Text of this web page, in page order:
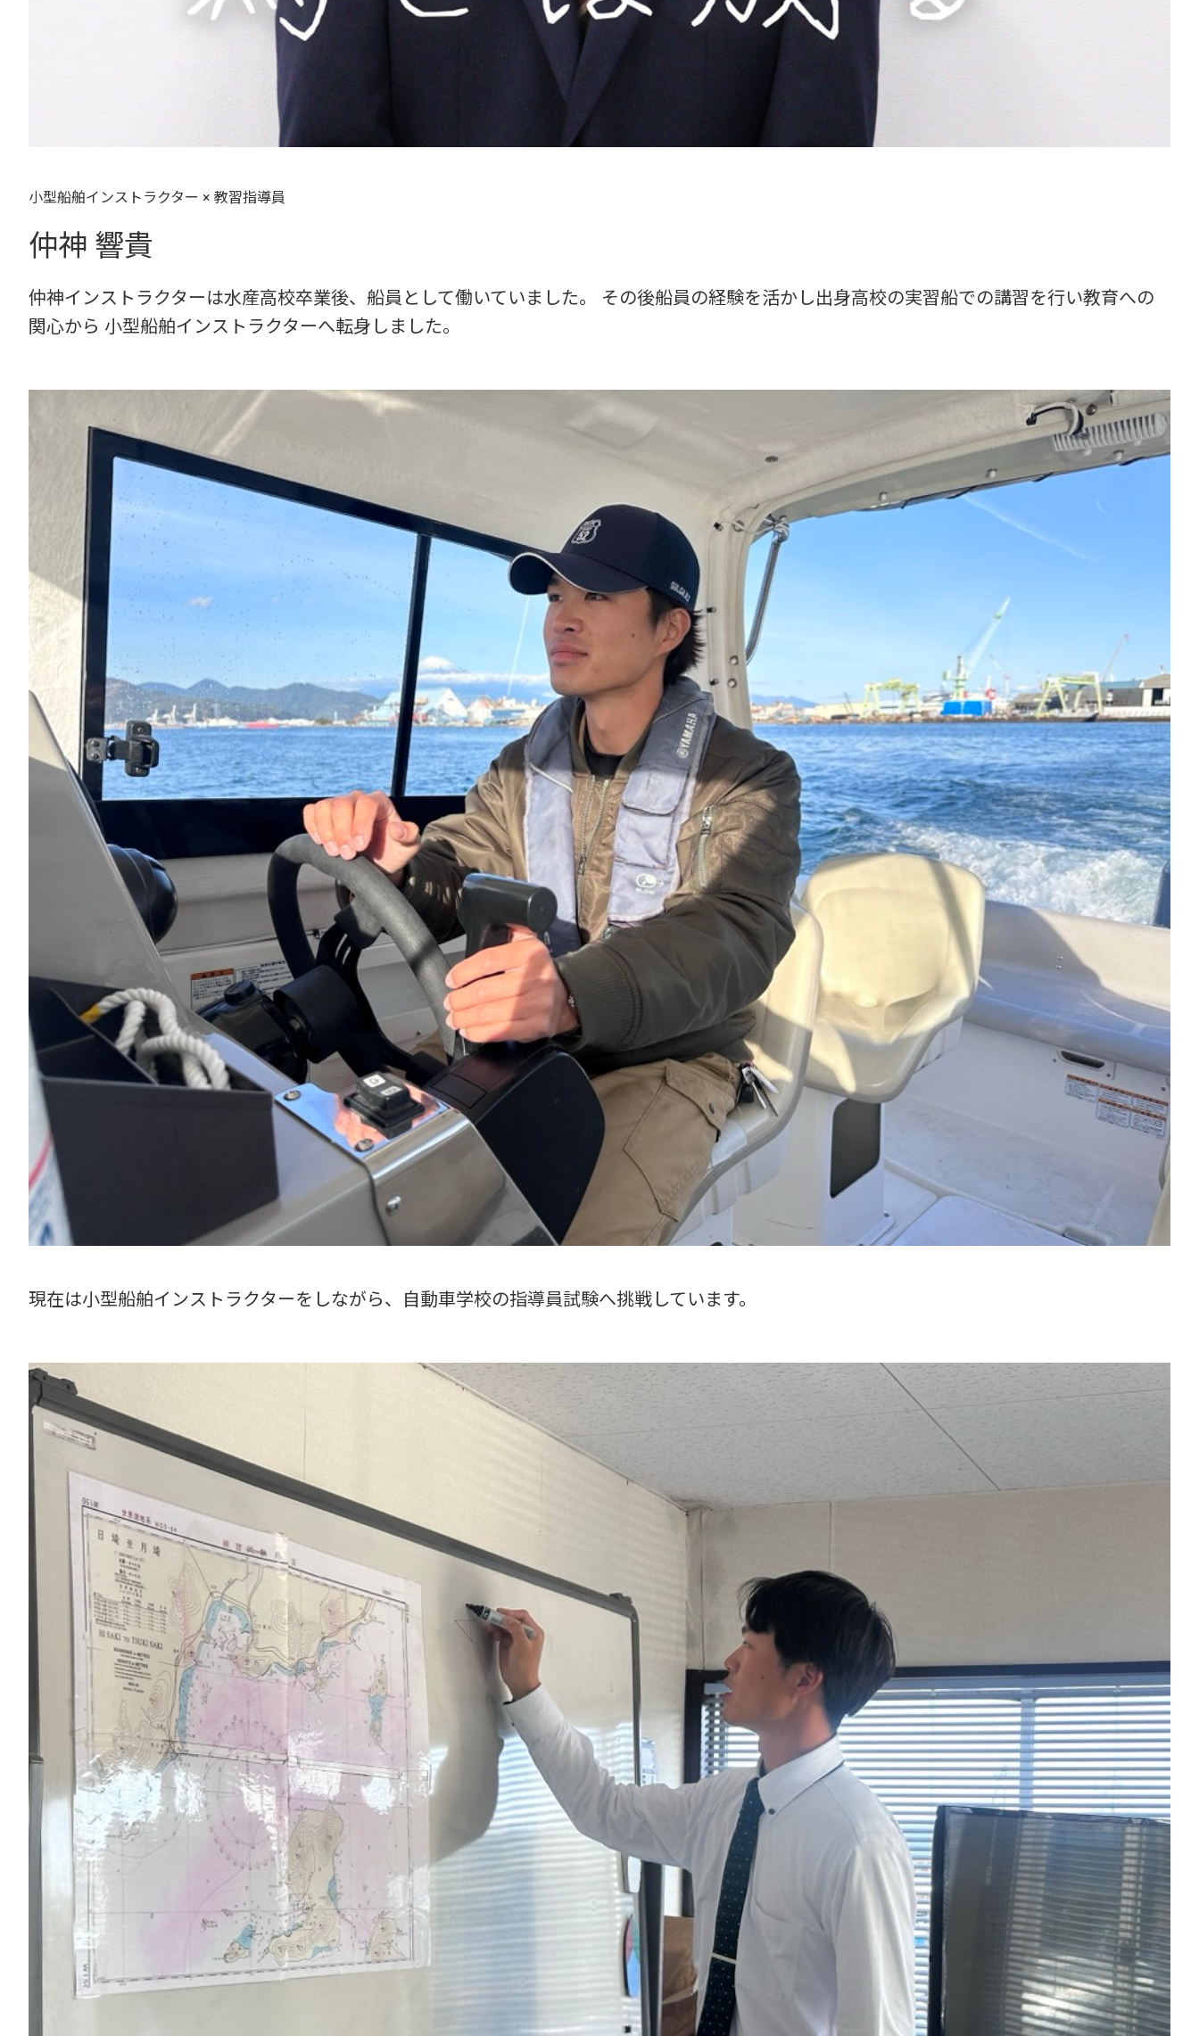
小型船舶インストラクター × 教習指導員
仲神 響貴
仲神インストラクターは水産高校卒業後、船員として働いていました。 その後船員の経験を活かし出身高校の実習船での講習を行い教育への
関心から 小型船舶インストラクターへ転身しました。
現在は小型船舶インストラクターをしながら、自動車学校の指導員試験へ挑戦しています。